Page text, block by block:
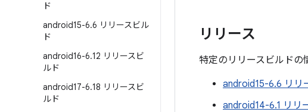
ド
android15-6.6 リリースビル
ド
android16-6.12 リリースビ
ルド
android17-6.18 リリースビ
ルド
リリース
特定のリリースビルドの
android15-6.6 リリ
android14-6.1 リリ